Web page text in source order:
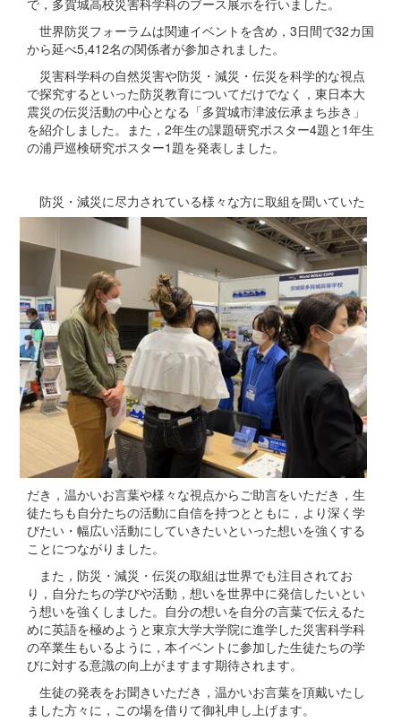
世界防災フォーラムは関連イベントを含め，3日間で32カ国
から延べ5,412名の関係者が参加されました。
災害科学科の自然災害や防災・減災・伝災を科学的な視点
で探究するといった防災教育についてだけでなく，東日本大
震災の伝災活動の中心となる「多賀城市津波伝承まち歩き」
を紹介しました。また，2年生の課題研究ポスター4題と1年生
の浦戸巡検研究ポスター1題を発表しました。
防災・減災に尽力されている様々な方に取組を聞いていた
だき，温かいお言葉や様々な視点からご助言をいただき，生
徒たちも自分たちの活動に自信を持つとともに，より深く学
びたい・幅広い活動にしていきたいといった想いを強くする
ことにつながりました。
また，防災・減災・伝災の取組は世界でも注目されてお
り，自分たちの学びや活動，想いを世界中に発信したいとい
う想いを強くしました。自分の想いを自分の言葉で伝えるた
めに英語を極めようと東京大学大学院に進学した災害科学科
の卒業生もいるように，本イベントに参加した生徒たちの学
びに対する意識の向上がますます期待されます。
生徒の発表をお聞きいただき，温かいお言葉を頂戴いたし
ました方々に，この場を借りて御礼申し上げます。